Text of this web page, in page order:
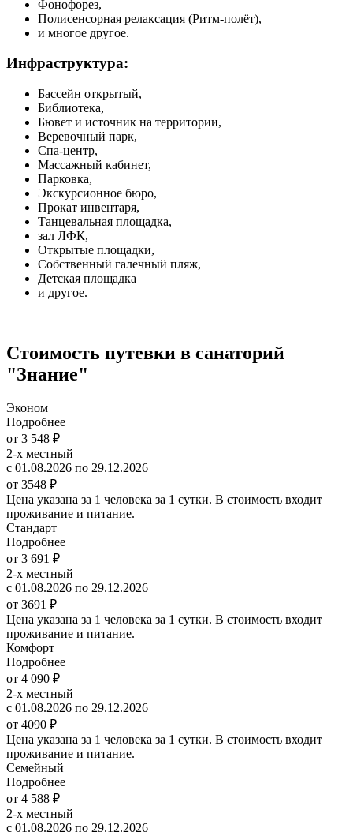
Фонофорез,
Полисенсорная релаксация (Ритм-полёт),
и многое другое.
Инфраструктура:
Бассейн открытый,
Библиотека,
Бювет и источник на территории,
Веревочный парк,
Спа-центр,
Массажный кабинет,
Парковка,
Экскурсионное бюро,
Прокат инвентаря,
Танцевальная площадка,
зал ЛФК,
Открытые площадки,
Собственный галечный пляж,
Детская площадка
и другое.
Стоимость путевки в санаторий
"Знание"
Эконом
Подробнее
от 3 548 ₽
2-х местный
с 01.08.2026 по 29.12.2026
от 3548 ₽
Цена указана за 1 человека за 1 сутки. В стоимость входит
проживание и питание.
Стандарт
Подробнее
от 3 691 ₽
2-х местный
с 01.08.2026 по 29.12.2026
от 3691 ₽
Цена указана за 1 человека за 1 сутки. В стоимость входит
проживание и питание.
Комфорт
Подробнее
от 4 090 ₽
2-х местный
с 01.08.2026 по 29.12.2026
от 4090 ₽
Цена указана за 1 человека за 1 сутки. В стоимость входит
проживание и питание.
Семейный
Подробнее
от 4 588 ₽
2-х местный
с 01.08.2026 по 29.12.2026